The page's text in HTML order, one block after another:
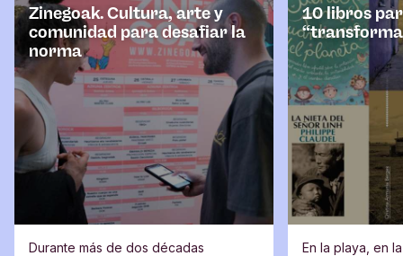
oZinegoak. Cultura, arte y
comunidad para desafiar la
norma
Durante más de dos décadas
10 libros
En la playa, en